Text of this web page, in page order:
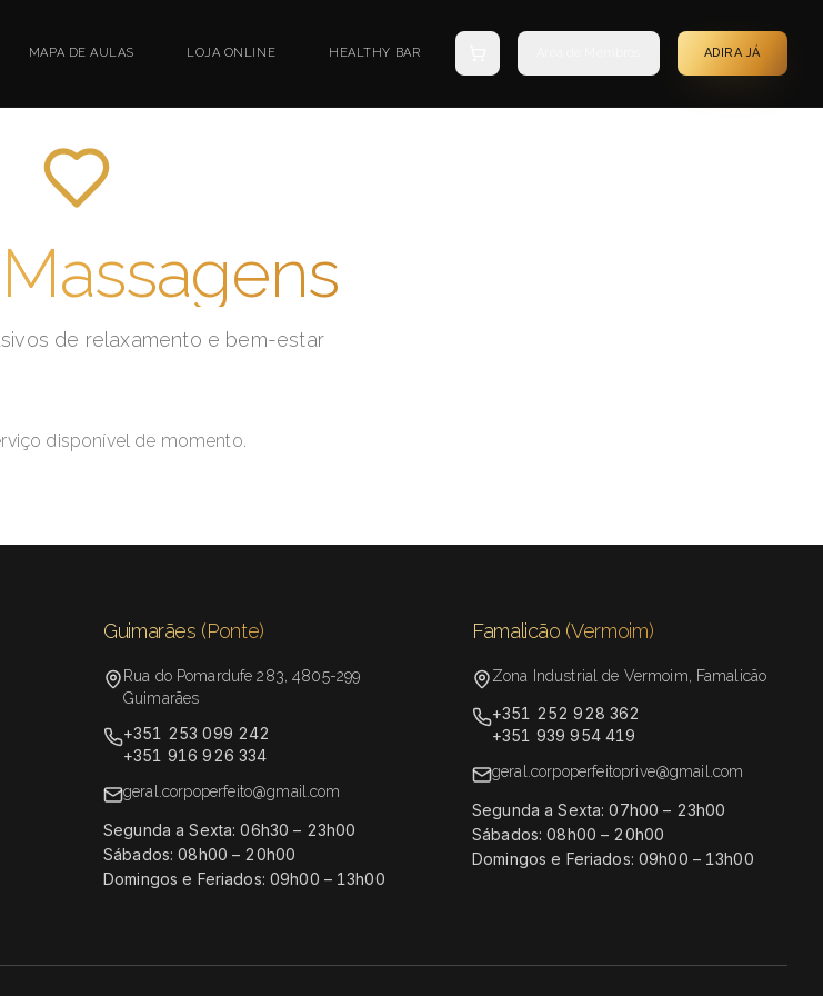
MAPA DE AULAS LOJA ONLINE HEALTHY BAR ADIRA JÁ
de relaxamento e bem-estar
disponível de momento.
Guimarães (Ponte)
Rua do Pomardufe 283, 4805-299
Guimarães
+351 253 099 242
+351 916 926 334
geral.corpoperfeito@gmail.com
Segunda a Sexta: 06h30 – 23h00
Sábados: 08h00 – 20h00
Domingos e Feriados: 09h00 – 13h00
Famalicão (Vermoim)
Zona Industrial de Vermoim, Famalicão
+351 252 928 362
+351 939 954 419
geral.corpoperfeitoprive@gmail.com
Segunda a Sexta: 07h00 – 23h00
Sábados: 08h00 – 20h00
Domingos e Feriados: 09h00 – 13h00